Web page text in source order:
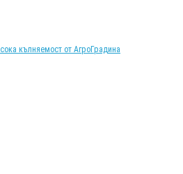
кълняемост от АгроГрадина